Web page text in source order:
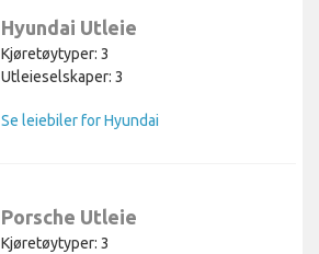
Hyundai Utleie
Kjøretøytyper: 3
Utleieselskaper: 3
Se leiebiler for Hyundai
Porsche Utleie
Kjøretøytyper: 3